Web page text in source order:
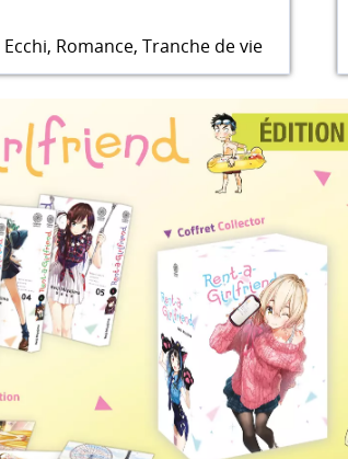
Ecchi, Romance, Tranche de vie